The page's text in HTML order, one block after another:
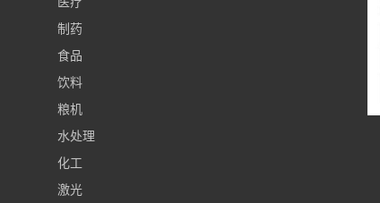
制药
食品
饮料
粮机
水处理
化工
激光